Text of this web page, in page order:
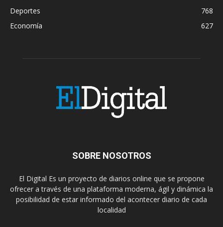
Deportes
768
Economía
627
SOBRE NOSOTROS
El Digital Es un proyecto de diarios online que se propone
ofrecer a través de una plataforma moderna, ágil y dinámica la
posibilidad de estar informado del acontecer diario de cada
localidad